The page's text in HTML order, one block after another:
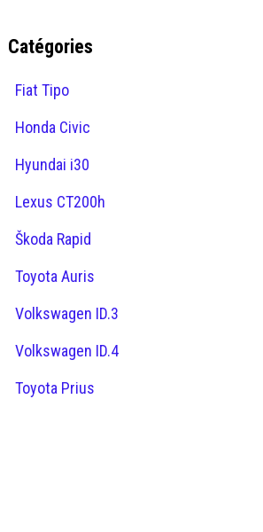
Catégories
Fiat Tipo
Honda Civic
Hyundai i30
Lexus CT200h
Škoda Rapid
Toyota Auris
Volkswagen ID.3
Volkswagen ID.4
Toyota Prius